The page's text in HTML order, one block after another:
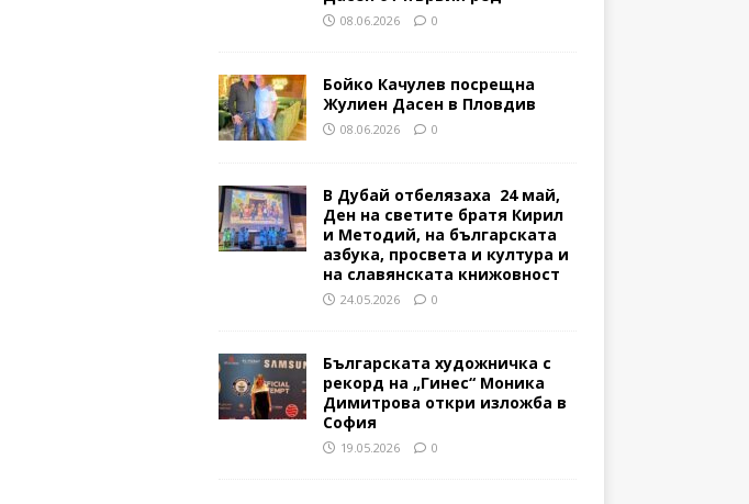
08.06.2026 0
Бойко Качулев посрещна
Жулиен Дасен в Пловдив
08.06.2026 0
В Дубай отбелязаха 24 май,
Ден на светите братя Кирил
и Методий, на българската
азбука, просвета и култура и
на славянската книжовност
24.05.2026 0
Българската художничка с
рекорд на „Гинес“ Моника
Димитрова откри изложба в
София
19.05.2026 0